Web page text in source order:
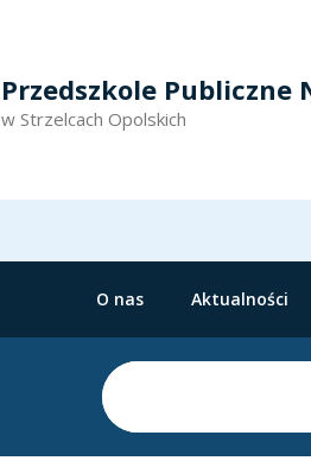
Przedszkole Publiczne
w Strzelcach Opolskich
O nas Aktualności